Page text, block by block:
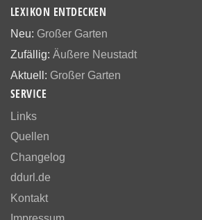
LEXIKON ENTDECKEN
Neu: Großer Garten
Zufällig: Äußere Neustadt
Aktuell: Großer Garten
SERVICE
Links
Quellen
Changelog
ddurl.de
Kontakt